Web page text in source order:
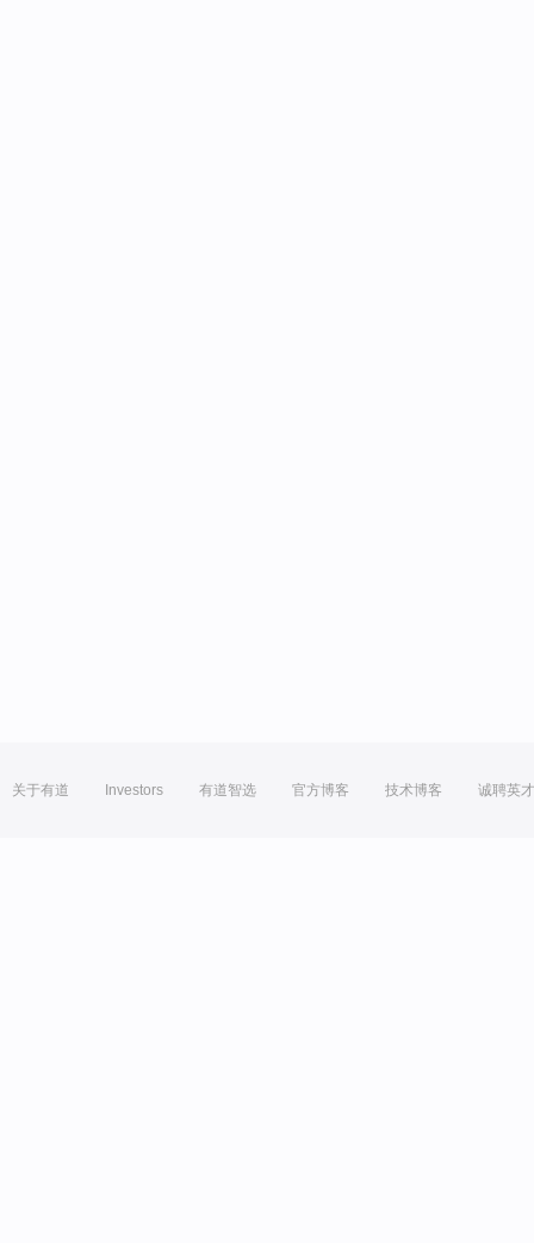
关于有道 Investors 有道智选 官方博客 技术博客 诚聘英才